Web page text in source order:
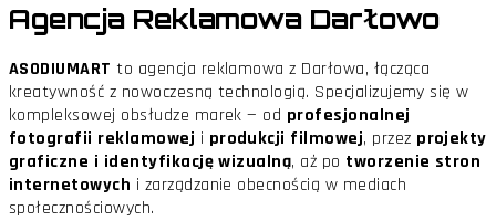
Agencja Reklamowa Darłowo
ASODIUMART to agencja reklamowa z Darłowa, łącząca
kreatywność z nowoczesną technologią. Specjalizujemy się w
kompleksowej obsłudze marek — od profesjonalnej
fotografii reklamowej i produkcji filmowej, przez projekty
graficzne i identyfikację wizualną, aż po tworzenie stron
internetowych i zarządzanie obecnością w mediach
społecznościowych.